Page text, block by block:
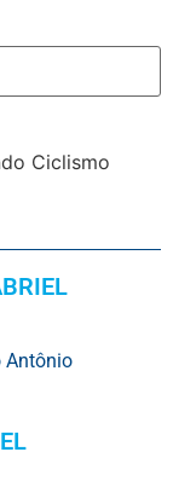
Ciclismo
Antônio